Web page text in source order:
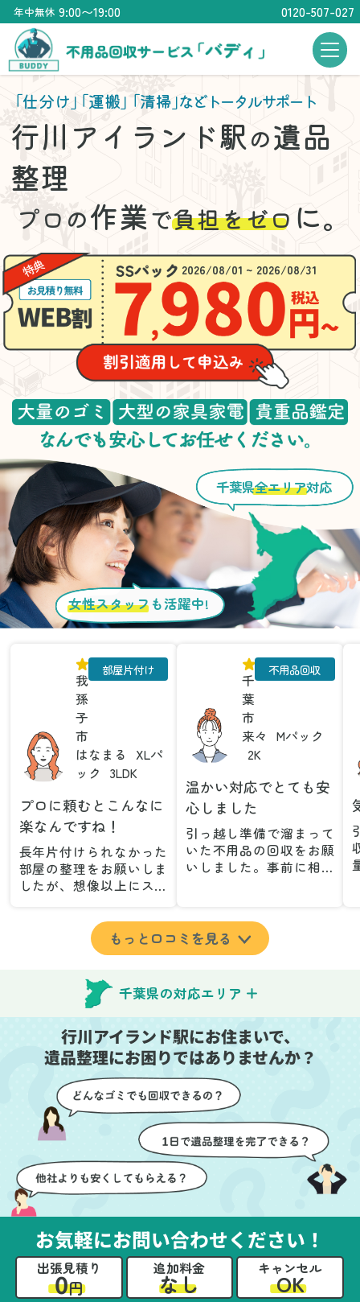
年中無休 9:00〜19:00 0120-507-027
「仕分け」「運搬」「清掃」などトータルサポート
行川アイランド駅の遺品
整理
プロの作業で負担をゼロ に。
2026/08/01 ~ 2026/08/31
女性スタッフ も活躍中!
千葉県全エリア対応
我
孫
子
市
はなまる
XLパ
ック
3LDK
部屋片付け
プロに頼むとこんなに
楽なんですね！
長年片付けられなかった
部屋の整理をお願いしま
したが、想像以上にスム
が集めた物や古い家具が
多く、自分たちだけでは
どうにもならない状態で
んが手際よく片付けてく
れたので、部屋が驚くほ
どスッキリしました。自
分では手が回らなかった
場所も含め、プロの力を
実感しました。
特に、物が散乱していた
部屋の整理や、細かなア
イテムの仕分けを迅速か
つ丁寧に対応していただ
けたのがありがたかった
です。家族それぞれが必
要なものを確認しながら
進めることができ、安心
できました。さらに、作
業終了後には部屋全体を
清掃していただき、まる
で新しい家のような清潔
千
葉
市
来々
Mパック
2K
不用品回収
温かい対応でとても安
心しました
引っ越し準備で溜まって
いた不用品の回収をお願
いしました。事前に相談
とができました。特に、
古い家具や壊れた家電な
ど、処分が難しいものが
よく対応していただき驚
きました。
当日は2名のスタッフが来
てくださり、作業の流れ
や注意点をしっかり説明
していただけたので、こ
ちらも安心感を持って作
業を見守ることができま
した。運び出しの際も、
壁や床を傷つけないよう
に細心の注意を払ってい
ただき、家全体がスムー
ズに片付いていくのがと
業が終わった後には、こ
ちらからお願いしなくて
も部屋を簡単に清掃して
いただけたのも好印象で
した。
もっと口コミを見る
千葉県の対応エリア
行川アイランド駅にお住まいで、
遺品整理にお困りではありませんか？
お気軽にお問い合わせください！
出張見積り
0円
追加料金
なし
キャンセル
OK